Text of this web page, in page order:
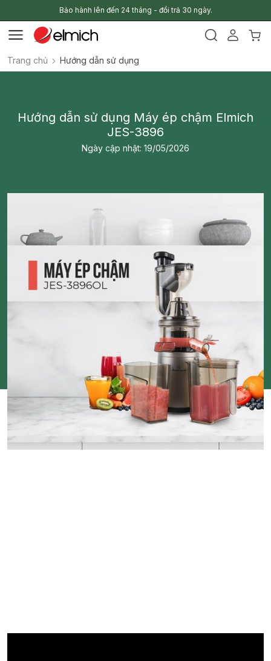
Bảo hành lên đến 24 tháng - đổi trả 30 ngày.
Trang chủ Hướng dẫn sử dụng
Hướng dẫn sử dụng Máy ép chậm Elmich
JES-3896
Ngày cập nhật: 19/05/2026